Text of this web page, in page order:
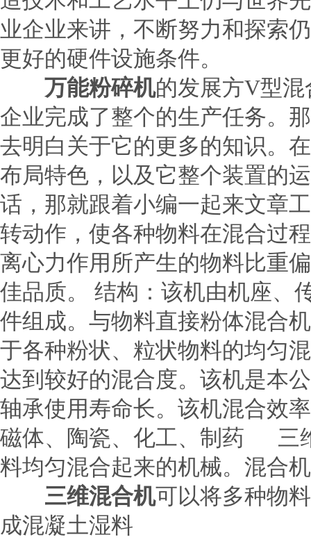
业企业来讲，不断努力和探索
更好的硬件设施条件。
万能粉碎机的发展方V型
企业完成了整个的生产任务。
去明白关于它的更多的知识。
布局特色，以及它整个装置的
话，那就跟着小编一起来文章
转动作，使各种物料在混合过
离心力作用所产生的物料比重
佳品质。 结构：该机由机座、
件组成。与物料直接粉体混合
于各种粉状、粒状物料的均匀
达到较好的混合度。该机是本
轴承使用寿命长。该机混合效
磁体、陶瓷、化工、制药 三
料均匀混合起来的机械。混合
三维混合机可以将多种物
成混凝土湿料